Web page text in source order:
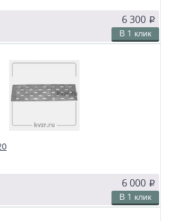
6 300 p
В 1 клик
и паровых котлов. Чтобы поддерживать в
горящего топлива, дров, угля или брикетов, из
колосниковые решетки.
6 000 p
В 1 клик